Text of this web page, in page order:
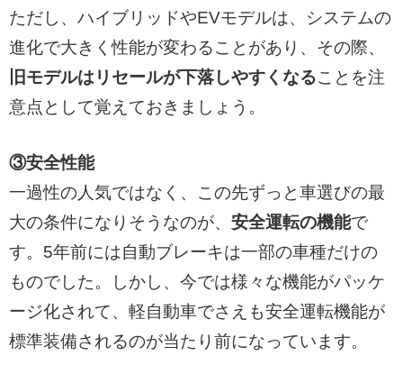
ただし、ハイブリッドやEVモデルは、システムの
進化で大きく性能が変わることがあり、その際、
旧モデルはリセールが下落しやすくなることを注
意点として覚えておきましょう。
③安全性能
一過性の人気ではなく、この先ずっと車選びの最
大の条件になりそうなのが、 安全運転の機能で
す。5年前には自動ブレーキは一部の車種だけの
ものでした。しかし、今では様々な機能がパッケ
ージ化されて、軽自動車でさえも安全運転機能が
標準装備されるのが当たり前になっています。